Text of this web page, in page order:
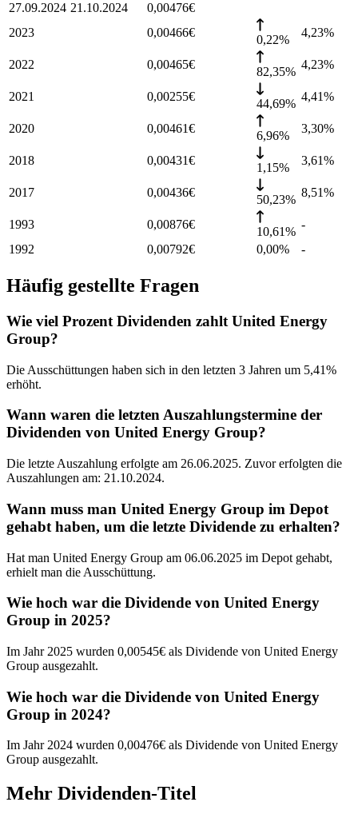
27.09.2024 21.10.2024 0,00476€
2023
0,00466€
0,22%
4,23%
2022 0,00465€
82,35%
4,23%
2021 0,00255€
44,69%
4,41%
2020 0,00461€
6,96%
3,30%
2018 0,00431€
1,15%
3,61%
2017 0,00436€
50,23%
8,51%
1993 0,00876€
10,61%
-
1992
0,00792€ 0,00% -
Häufig gestellte Fragen
Wie viel Prozent Dividenden zahlt United Energy
Group?
Die Ausschüttungen haben sich in den letzten 3 Jahren um 5,41%
erhöht.
Wann waren die letzten Auszahlungstermine der
Dividenden von United Energy Group?
Die letzte Auszahlung erfolgte am 26.06.2025. Zuvor erfolgten die
Auszahlungen am: 21.10.2024.
Wann muss man United Energy Group im Depot
gehabt haben, um die letzte Dividende zu erhalten?
Hat man United Energy Group am 06.06.2025 im Depot gehabt,
erhielt man die Ausschüttung.
Wie hoch war die Dividende von United Energy
Group in 2025?
Im Jahr 2025 wurden 0,00545€ als Dividende von United Energy
Group ausgezahlt.
Wie hoch war die Dividende von United Energy
Group in 2024?
Im Jahr 2024 wurden 0,00476€ als Dividende von United Energy
Group ausgezahlt.
Mehr Dividenden-Titel